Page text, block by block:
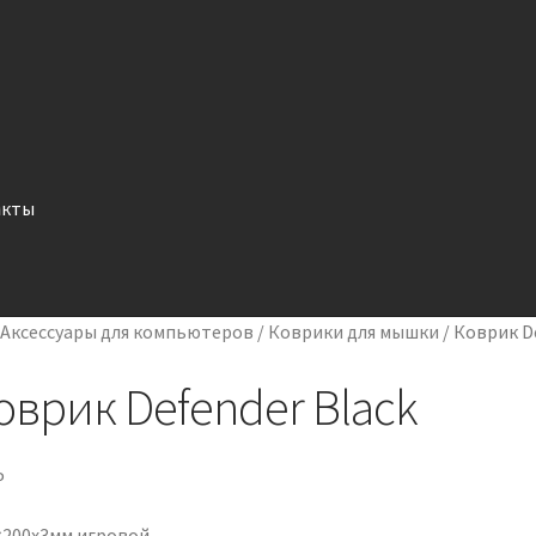
Аксессуары для компьютеров / Коврики для мышки / Коврик
Defender Black